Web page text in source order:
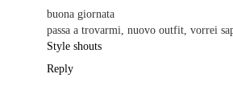
buona giornata
passa a trovarmi, nuovo outfit, vorrei
Style shouts
Reply